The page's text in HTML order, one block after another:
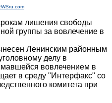
лишения свободы
группы за вовлечение в
Ленинским районным
делу в
вовлечением в
в среду "Интерфакс" со
комитета при